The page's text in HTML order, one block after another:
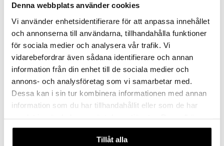
Denna webbplats använder cookies
Vi använder enhetsidentifierare för att anpassa innehållet
och annonserna till användarna, tillhandahålla funktioner
för sociala medier och analysera vår trafik. Vi
vidarebefordrar även sådana identifierare och annan
information från din enhet till de sociala medier och
annons- och analysföretag som vi samarbetar med.
Dessa kan i sin tur kombinera informationen med annan
information som du har tillhandahållit eller som de har
våra cookies vid fortsatt användande av vår webbplats.
Tillåt alla
Kung Markatta Kokosmjölk
Kokosmælk har sin naturlige plads i det asiatiske køkken og bruges blandt andet i supper, saucer og grøntsagsretter.
eco
Kung Markatta Mandelmjöl
Eko
Mel af blancherede og fint malede økologiske mandler. Det giver melet en neutral smag som passer til forskellige typer af bagning eller til f.eks. at gøre smoothien mere fyldig.
79
eco